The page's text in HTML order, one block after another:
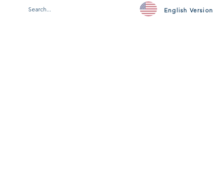
English Version